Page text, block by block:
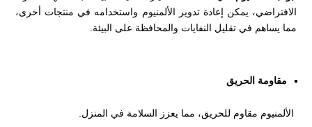
الافتراضي، يمكن إعادة تدوير الألمنيوم واستخدامه في منتجات أخرى،
مما يساهم في تقليل النفايات والمحافظة على البيئة.
مقاومة الحريق
الألمنيوم مقاوم للحريق، مما يعزز السلامة في المنزل.